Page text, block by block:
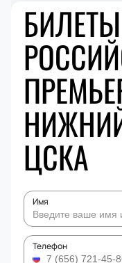
ЦСКА
Имя
Телефон